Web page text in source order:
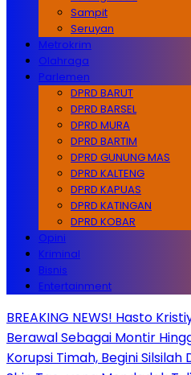
Sampit
Seruyan
Metrokrim
Olahraga
Parlemen
DPRD BARUT
DPRD BARSEL
DPRD MURA
DPRD BARTIM
DPRD GUNUNG MAS
DPRD KALTENG
DPRD KAPUAS
DPRD KATINGAN
DPRD KOBAR
Opini
Kriminal
Bisnis
Entertainment
BREAKING NEWS! Hasto
Berawal Sebagai Montir
Korupsi Timah, Begini